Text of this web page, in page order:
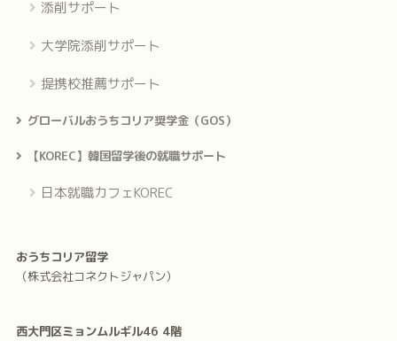
添削サポート
大学院添削サポート
提携校推薦サポート
グローバルおうちコリア奨学金（GOS）
【KOREC】韓国留学後の就職サポート
日本就職カフェKOREC
おうちコリア留学
（株式会社コネクトジャパン）
西大門区ミョンムルギル46 4階